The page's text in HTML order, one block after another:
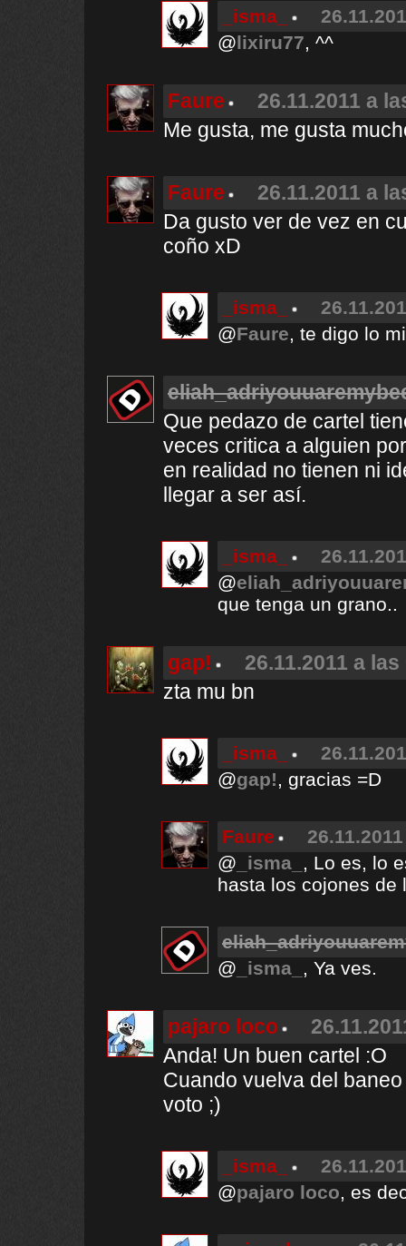
_isma_
@lixiru77, ^^
Faure
26.11.2011 a
Me gusta, me gusta
Faure
26.11.2011 a
Da gusto ver de vez en
coño xD
_isma_
@Faure, te digo lo
Que pedazo de cartel
veces critica a alguien
en realidad no tienen ni
llegar a ser así.
_isma_
@
que tenga un grano..
gap!
26.11.2011 a
zta mu bn
_isma_
@gap!, gracias =D
Faure
@ _isma_ , Lo es, lo
hasta los cojones de
@ _isma_ , Ya ves.
pajaro loco
Anda! Un buen cartel :O
Cuando vuelva del
voto ;)
_isma_
@pajaro loco, es